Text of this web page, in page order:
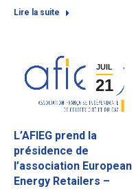
Lire la suite
JUIL
21
L’AFIEG prend la
présidence de
l’association European
Energy Retailers –